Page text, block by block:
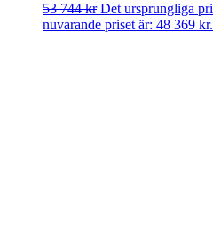
53 744kr Det ursprungliga
nuvarande priset är: 48 369 kr.